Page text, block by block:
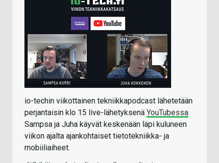
io-techin viikottainen tekniikkapodcast lähetetään
perjantaisin klo 15 live-lähetyksenä YouTubessa.
Sampsa ja Juha käyvät keskenään läpi kuluneen
viikon ajalta ajankohtaiset tietotekniikka- ja
mobiiliaiheet.